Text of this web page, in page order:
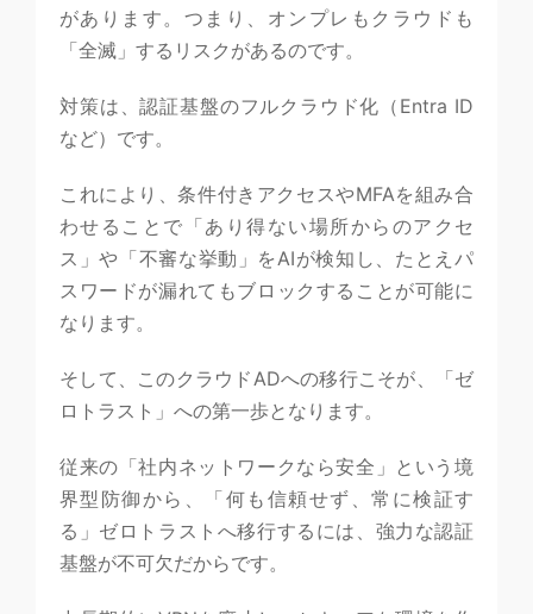
があります。つまり、オンプレもクラウドも
「全滅」するリスクがあるのです。
対策は、認証基盤のフルクラウド化（Entra ID
など）です。
これにより、条件付きアクセスやMFAを組み合
わせることで「あり得ない場所からのアクセ
ス」や「不審な挙動」をAIが検知し、たとえパ
スワードが漏れてもブロックすることが可能に
なります。
そして、このクラウドADへの移行こそが、「ゼ
ロトラスト」への第一歩となります。
従来の「社内ネットワークなら安全」という境
界型防御から、「何も信頼せず、常に検証す
る」ゼロトラストへ移行するには、強力な認証
基盤が不可欠だからです。